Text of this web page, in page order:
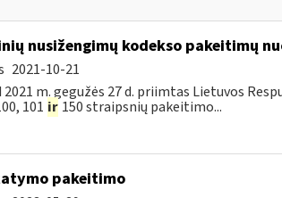
nusižengimų kodekso pakeitimų
2021-10-21
m. gegužės 27 d. priimtas Lietuvos
101 ir 150 straipsnių pakeitimo...
pakeitimo